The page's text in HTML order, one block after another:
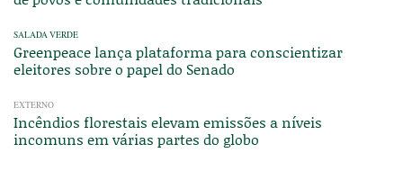
SALADA VERDE
Greenpeace lança plataforma para conscientizar
eleitores sobre o papel do Senado
EXTERNO
Incêndios florestais elevam emissões a níveis
incomuns em várias partes do globo